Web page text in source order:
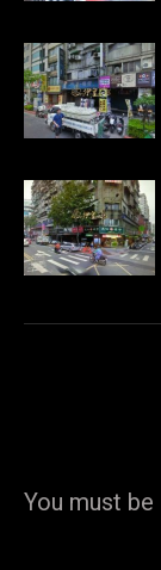
You must be